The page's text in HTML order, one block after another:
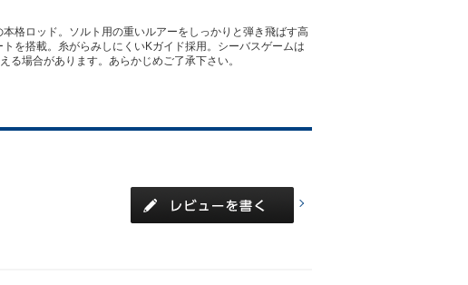
格ロッド。ソルト用の重いルアーをしっかりと弾き飛ばす高
を搭載。糸がらみしにくいKガイド採用。シーバスゲームは
場合があります。あらかじめご了承下さい。